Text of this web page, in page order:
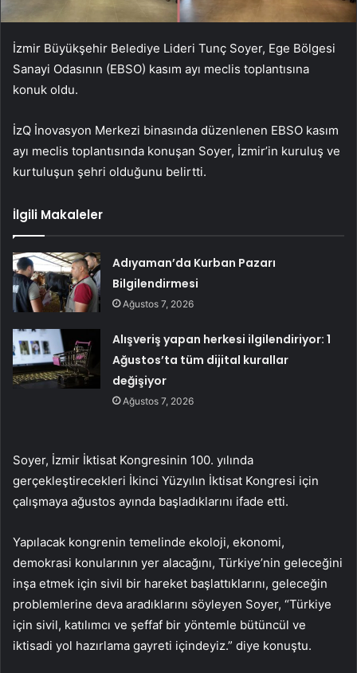
İzmir Büyükşehir Belediye Lideri Tunç Soyer, Ege Bölgesi
Sanayi Odasının (EBSO) kasım ayı meclis toplantısına
konuk oldu.
İzQ İnovasyon Merkezi binasında düzenlenen EBSO kasım
ayı meclis toplantısında konuşan Soyer, İzmir’in kuruluş ve
kurtuluşun şehri olduğunu belirtti.
İlgili Makaleler
Adıyaman’da Kurban Pazarı
Bilgilendirmesi
Ağustos 7, 2026
Alışveriş yapan herkesi ilgilendiriyor: 1
Ağustos’ta tüm dijital kurallar
değişiyor
Ağustos 7, 2026
Soyer, İzmir İktisat Kongresinin 100. yılında
gerçekleştirecekleri İkinci Yüzyılın İktisat Kongresi için
çalışmaya ağustos ayında başladıklarını ifade etti.
Yapılacak kongrenin temelinde ekoloji, ekonomi,
demokrasi konularının yer alacağını, Türkiye’nin geleceğini
inşa etmek için sivil bir hareket başlattıklarını, geleceğin
problemlerine deva aradıklarını söyleyen Soyer, “Türkiye
için sivil, katılımcı ve şeffaf bir yöntemle bütüncül ve
iktisadi yol hazırlama gayreti içindeyiz.” diye konuştu.